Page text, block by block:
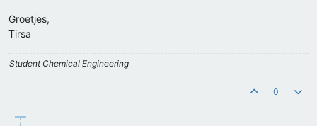
Groetjes,
Tirsa
Student Chemical Engineering
0